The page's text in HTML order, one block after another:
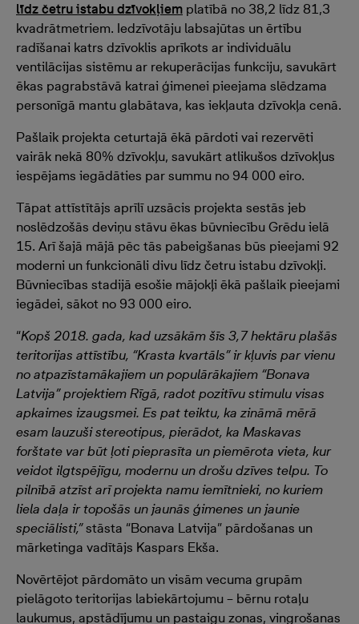
līdz četru istabu dzīvokļiem platībā no 38,2 līdz 81,3
kvadrātmetriem. Iedzīvotāju labsajūtas un ērtību
radīšanai katrs dzīvoklis aprīkots ar individuālu
ventilācijas sistēmu ar rekuperācijas funkciju, savukārt
ēkas pagrabstāvā katrai ģimenei pieejama slēdzama
personīgā mantu glabātava, kas iekļauta dzīvokļa cenā.
Pašlaik projekta ceturtajā ēkā pārdoti vai rezervēti
vairāk nekā 80% dzīvokļu, savukārt atlikušos dzīvokļus
iespējams iegādāties par summu no 94 000 eiro.
Tāpat attīstītājs aprīlī uzsācis projekta sestās jeb
noslēdzošās deviņu stāvu ēkas būvniecību Grēdu ielā
15. Arī šajā mājā pēc tās pabeigšanas būs pieejami 92
moderni un funkcionāli divu līdz četru istabu dzīvokļi.
Būvniecības stadijā esošie mājokļi ēkā pašlaik pieejami
iegādei, sākot no 93 000 eiro.
“Kopš 2018. gada, kad uzsākām šīs 3,7 hektāru plašās
teritorijas attīstību, “Krasta kvartāls” ir kļuvis par vienu
no atpazīstamākajiem un populārākajiem “Bonava
Latvija” projektiem Rīgā, radot pozitīvu stimulu visas
apkaimes izaugsmei. Es pat teiktu, ka zināmā mērā
esam lauzuši stereotipus, pierādot, ka Maskavas
forštate var būt ļoti pieprasīta un piemērota vieta, kur
veidot ilgtspējīgu, modernu un drošu dzīves telpu. To
pilnībā atzīst arī projekta namu iemītnieki, no kuriem
liela daļa ir topošās un jaunās ģimenes un jaunie
speciālisti,”stāsta “Bonava Latvija” pārdošanas un
mārketinga vadītājs Kaspars Ekša.
Novērtējot pārdomāto un visām vecuma grupām
pielāgoto teritorijas labiekārtojumu – bērnu rotaļu
laukumus, apstādījumu un pastaigu zonas, vingrošanas